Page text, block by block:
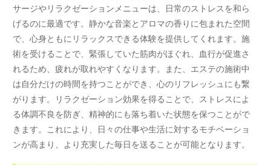
サージやリラクゼーションメニューは、日常のストレスを和ら
げるのに最適です。静かな音楽とアロマの香りに包まれた空間
で、心身ともにリラックスできる体験を提供してくれます。施
術を受けることで、緊張していた筋肉がほぐれ、血行が促進さ
れるため、疲れが取れやすくなります。また、エステの施術中
は自分だけの時間を持つことができ、心のリフレッシュにも繋
がります。リラクゼーション効果を得ることで、ストレスによ
る体調不良を防ぎ、精神的にも落ち着いた状態を保つことがで
きます。これにより、日々の仕事や生活に対するモチベーショ
ンが高まり、より充実した毎日を送ることが可能となります。